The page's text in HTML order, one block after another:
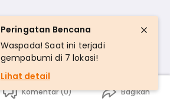
Komentar (0) Bagikan
Peringatan Bencana
Waspada! Saat ini terjadi
gempabumi di 7 lokasi!
Lihat detail